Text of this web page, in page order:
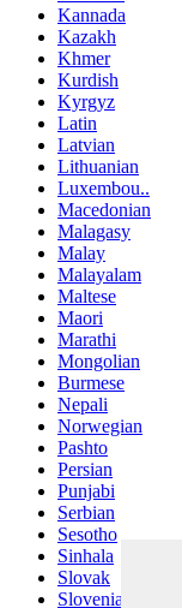
Kannada
Kazakh
Khmer
Kurdish
Kyrgyz
Latin
Latvian
Lithuanian
Luxembou..
Macedonian
Malagasy
Malay
Malayalam
Maltese
Maori
Marathi
Mongolian
Burmese
Nepali
Norwegian
Pashto
Persian
Punjabi
Serbian
Sesotho
Sinhala
Slovak
Slovenian